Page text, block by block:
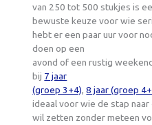
van 250 tot 500 stukjes is
bewuste keuze voor wie
hebt er een paar uur voor
doen op een
avond of een rustig
bij 7 jaar
(groep 3+4),8 jaar (groep
ideaal voor wie de stap
wil zetten zonder meteen